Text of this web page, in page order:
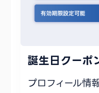
誕生日クーポ
プロフィール情